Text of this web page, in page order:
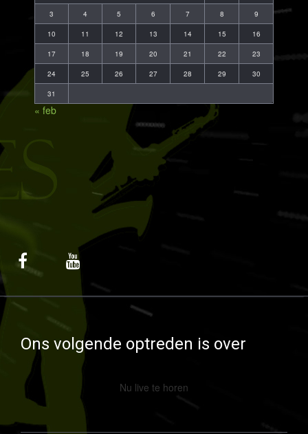
3 4 5 6 7 8 9
10 11 12 13 14 15 16
17 18 19 20 21 22 23
24 25 26 27 28 29 30
31
« feb
Ons volgende optreden is over
Nu live te horen